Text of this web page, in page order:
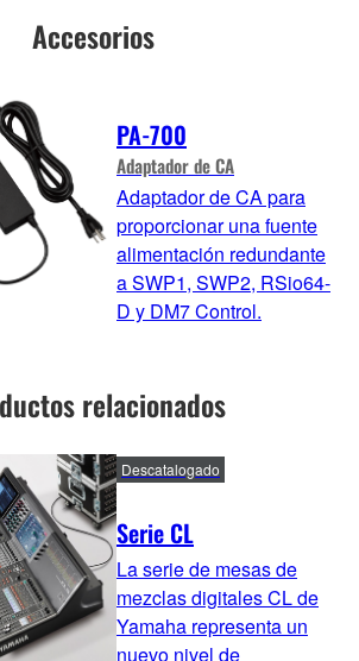
Accesorios
PA-700
Adaptador de CA
Adaptador de CA para
proporcionar una fuente
alimentación redundante
a SWP1, SWP2, RSio64-
D y DM7 Control.
relacionados
Serie CL
Descatalogado
La serie de mesas de
mezclas digitales CL de
Yamaha representa un
nuevo nivel de